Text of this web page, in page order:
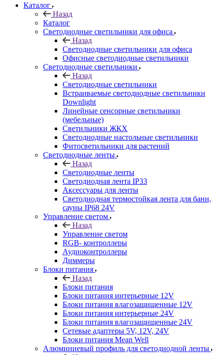
Каталог
Назад
Каталог
Светодиодные светильники для офиса
Назад
Светодиодные светильники для офиса
Офисные светодиодные светильники
Светодиодные светильники
Назад
Светодиодные светильники
Встраиваемые светодиодные светильники
Downlight
Линейные сенсорные светильники
(мебельные)
Светильники ЖКХ
Светодиодные настольные светильники
Фитосветильники для растений
Светодиодные ленты
Назад
Светодиодные ленты
Светодиодная лента IP33
Аксессуары для ленты
Светодиодная термостойкая лента для бани,
сауны IP68 24V
Управление светом
Назад
Управление светом
RGB- контроллеры
Аудиоконтроллеры
Диммеры
Блоки питания
Назад
Блоки питания
Блоки питания интерьерные 12V
Блоки питания влагозащищенные 12V
Блоки питания интерьерные 24V
Блоки питания влагозащищенные 24V
Сетевые адаптеры 5V, 12V, 24V
Блоки питания Mean Well
Алюминиевый профиль для светодиодной ленты